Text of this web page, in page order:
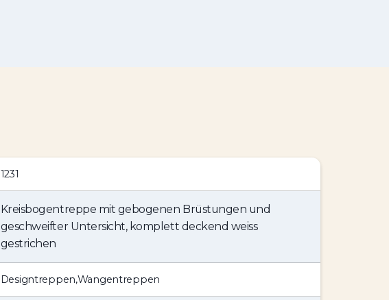
1231
Kreisbogentreppe mit gebogenen Brüstungen und
geschweifter Untersicht, komplett deckend weiss
gestrichen
Designtreppen,Wangentreppen